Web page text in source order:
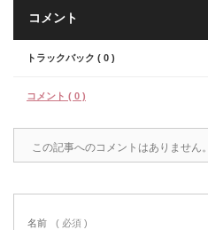
コメント
トラックバック ( 0 )
コメント ( 0 )
この記事へのコメントはありません。
名前 ( 必須 )